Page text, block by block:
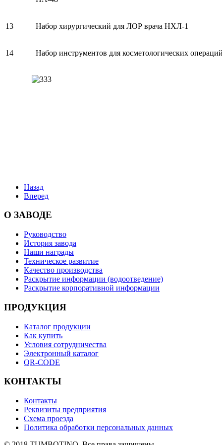
13 Набор хирургический для ЛОР врача НХЛ-1
14 Набор инструментов для косметологических
Назад
Вперед
О ЗАВОДЕ
Руководство
История завода
Наши награды
Техническое развитие
Качество производства
Раскрытие информации (водоотведение)
Раскрытие корпоративной информации
ПРОДУКЦИЯ
Каталог продукции
Как купить
Условия сотрудничества
Электронный каталог
QR-CODE
КОНТАКТЫ
Контакты
Реквизиты предприятия
Схема проезда
Политика обработки персональных данных